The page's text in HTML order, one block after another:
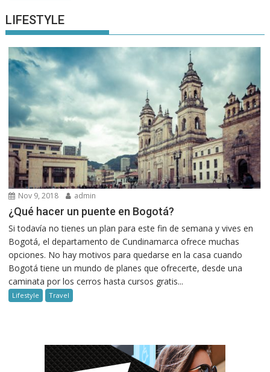
LIFESTYLE
Nov 9, 2018 admin
¿Qué hacer un puente en Bogotá?
Si todavía no tienes un plan para este fin de semana y vives en
Bogotá, el departamento de Cundinamarca ofrece muchas
opciones. No hay motivos para quedarse en la casa cuando
Bogotá tiene un mundo de planes que ofrecerte, desde una
caminata por los cerros hasta cursos gratis...
Lifestyle Travel